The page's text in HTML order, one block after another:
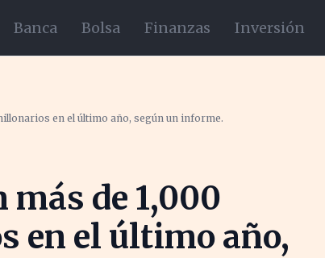
Banca Bolsa Finanzas Inversión
en el último año, según un informe.
más de 1,000
en el último año,